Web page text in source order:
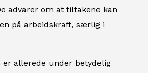
advarer om at tiltakene kan
på arbeidskraft, særlig i
er allerede under betydelig